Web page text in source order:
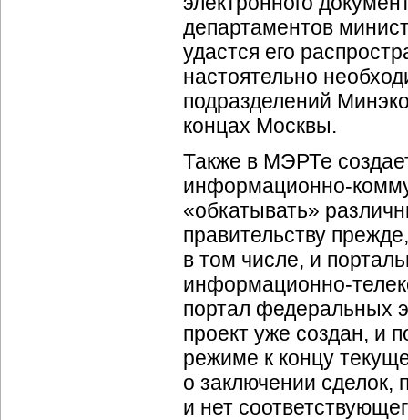
департаментов
удастся его
настоятельно
подразделений
концах Москвы.
Также в МЭРТе
информационно-
«обкатывать»
правительству
в том числе, и
информационно-
портал федеральных
проект уже создан, и
режиме к концу
о заключении сделок,
и нет